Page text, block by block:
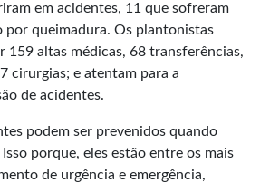
em acidentes, 11 que sofreram
por queimadura. Os plantonistas
159 altas médicas, 68 transferências,
cirurgias; e atentam para a
de acidentes.
podem ser prevenidos quando
porque, eles estão entre os mais
de urgência e emergência,